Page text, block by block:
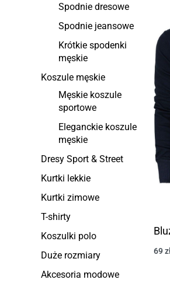
Spodnie dresowe
Spodnie jeansowe
Krótkie spodenki
męskie
Koszule męskie
Męskie koszule
sportowe
Eleganckie koszule
męskie
Dresy Sport & Street
Kurtki lekkie
Kurtki zimowe
T-shirty
Koszulki polo
Duże rozmiary
Akcesoria modowe
69